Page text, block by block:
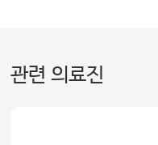
관련 의료진